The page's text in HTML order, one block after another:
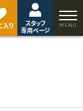
入り
スタッフ
専用ページ